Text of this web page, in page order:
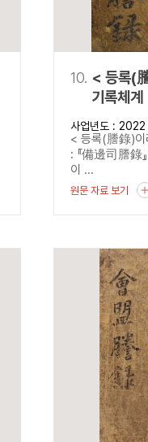
10. < 등록(
기록체
사업년도 : 2022
< 등록(謄錄)이
: 『備邊司謄錄
이 ...
원문 자료 보기